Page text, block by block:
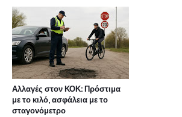
Αλλαγές στον ΚΟΚ: Πρόστιμα
με το κιλό, ασφάλεια με το
σταγονόμετρο